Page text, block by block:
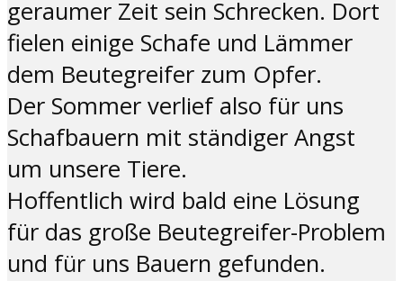
geraumer Zeit sein Schrecken. Dort
fielen einige Schafe und Lämmer
dem Beutegreifer zum Opfer.
Der Sommer verlief also für uns
Schafbauern mit ständiger Angst
um unsere Tiere.
Hoffentlich wird bald eine Lösung
für das große Beutegreifer-Problem
und für uns Bauern gefunden.